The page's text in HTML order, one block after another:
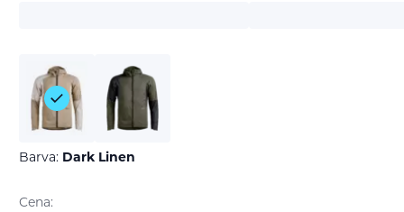
Barva: Dark Linen
Cena: